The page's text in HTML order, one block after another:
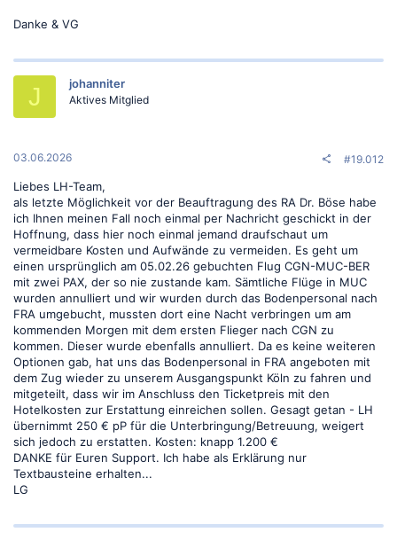
Danke & VG
J johanniter
Aktives Mitglied
03.06.2026 #19.012
Liebes LH-Team,
als letzte Möglichkeit vor der Beauftragung des RA Dr. Böse habe
ich Ihnen meinen Fall noch einmal per Nachricht geschickt in der
Hoffnung, dass hier noch einmal jemand draufschaut um
vermeidbare Kosten und Aufwände zu vermeiden. Es geht um
einen ursprünglich am 05.02.26 gebuchten Flug CGN-MUC-BER
mit zwei PAX, der so nie zustande kam. Sämtliche Flüge in MUC
wurden annulliert und wir wurden durch das Bodenpersonal nach
FRA umgebucht, mussten dort eine Nacht verbringen um am
kommenden Morgen mit dem ersten Flieger nach CGN zu
kommen. Dieser wurde ebenfalls annulliert. Da es keine weiteren
Optionen gab, hat uns das Bodenpersonal in FRA angeboten mit
dem Zug wieder zu unserem Ausgangspunkt Köln zu fahren und
mitgeteilt, dass wir im Anschluss den Ticketpreis mit den
Hotelkosten zur Erstattung einreichen sollen. Gesagt getan - LH
übernimmt 250 € pP für die Unterbringung/Betreuung, weigert
sich jedoch zu erstatten. Kosten: knapp 1.200 €
DANKE für Euren Support. Ich habe als Erklärung nur
Textbausteine erhalten...
LG